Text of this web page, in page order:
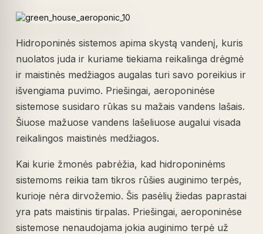
Hidroponinės sistemos apima skystą vandenį, kuris
nuolatos juda ir kuriame tiekiama reikalinga drėgmė
ir maistinės medžiagos augalas turi savo poreikius ir
išvengiama puvimo. Priešingai, aeroponinėse
sistemose susidaro rūkas su mažais vandens lašais.
Šiuose mažuose vandens lašeliuose augalui visada
reikalingos maistinės medžiagos.
Kai kurie žmonės pabrėžia, kad hidroponinėms
sistemoms reikia tam tikros rūšies auginimo terpės,
kurioje nėra dirvožemio. Šis pasėlių žiedas paprastai
yra pats maistinis tirpalas. Priešingai, aeroponinėse
sistemose nenaudojama jokia auginimo terpė už